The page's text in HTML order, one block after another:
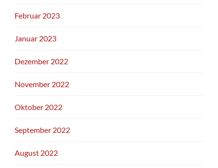
Februar 2023
Januar 2023
Dezember 2022
November 2022
Oktober 2022
September 2022
August 2022